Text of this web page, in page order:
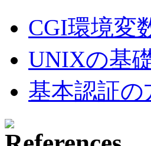
CGI環境変
UNIXの基
基本認証の